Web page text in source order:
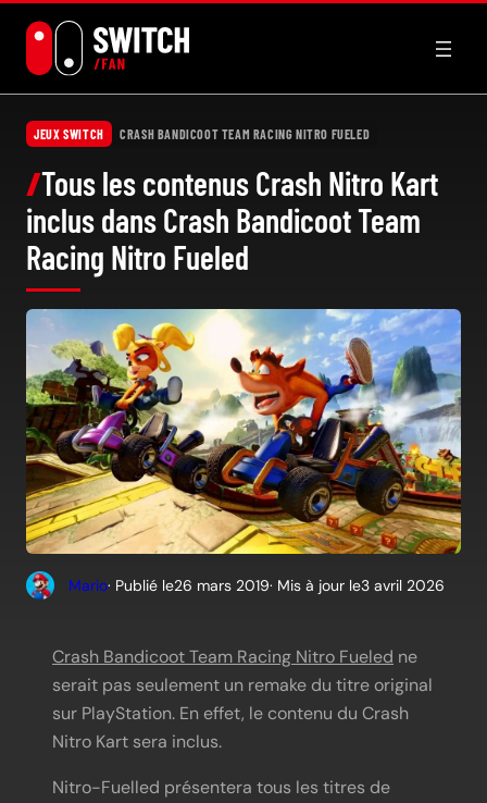
contenu
JEUX SWITCH CRASH BANDICOOT TEAM RACING NITRO FUELED
Tous les contenus Crash Nitro Kart
inclus dans Crash Bandicoot Team
Racing Nitro Fueled
Mario· Publié le26 mars 2019· Mis à jour le3 avril 2026
Crash Bandicoot Team Racing Nitro Fueled ne
serait pas seulement un remake du titre original
sur PlayStation. En effet, le contenu du Crash
Nitro Kart sera inclus.
Nitro-Fuelled présentera tous les titres de